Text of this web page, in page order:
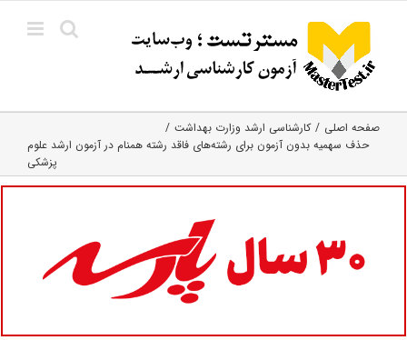
content
صفحه اصلی
کارشناسی ارشد وزارت بهداشت
حذف سهمیه بدون آزمون برای رشته‌های فاقد رشته همنام در آزمون ارشد علوم
پزشکی